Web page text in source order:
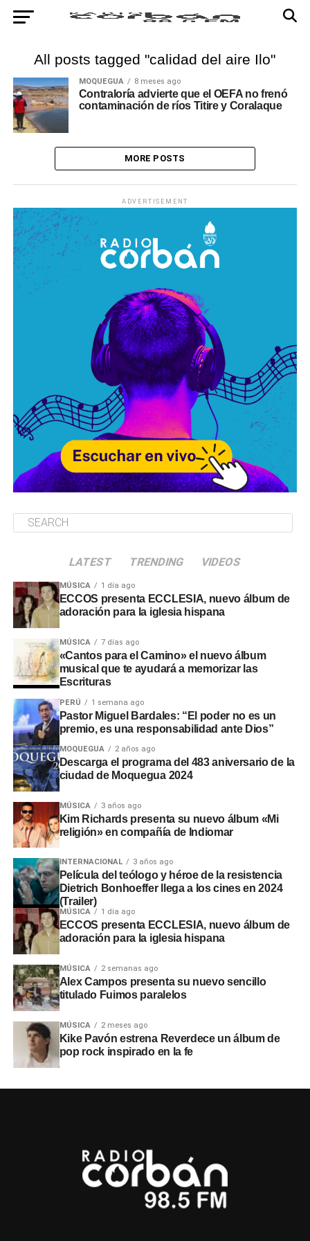
All posts tagged "calidad del aire Ilo"
MOQUEGUA 8 meses ago
Contraloría advierte que el OEFA no frenó
contaminación de ríos Titire y Coralaque
MORE POSTS
ADVERTISEMENT
LATEST TRENDING VIDEOS
MÚSICA 1 día ago
ECCOS presenta ECCLESIA, nuevo álbum de
adoración para la iglesia hispana
MÚSICA 7 días ago
«Cantos para el Camino» el nuevo álbum
musical que te ayudará a memorizar las
Escrituras
PERÚ 1 semana ago
Pastor Miguel Bardales: “El poder no es un
premio, es una responsabilidad ante Dios”
MOQUEGUA 2 años ago
Descarga el programa del 483 aniversario de la
ciudad de Moquegua 2024
MÚSICA 3 años ago
Kim Richards presenta su nuevo álbum «Mi
religión» en compañía de Indiomar
INTERNACIONAL 3 años ago
Película del teólogo y héroe de la resistencia
Dietrich Bonhoeffer llega a los cines en 2024
(Trailer)
MÚSICA 1 día ago
ECCOS presenta ECCLESIA, nuevo álbum de
adoración para la iglesia hispana
MÚSICA 2 semanas ago
Alex Campos presenta su nuevo sencillo
titulado Fuimos paralelos
MÚSICA 2 meses ago
Kike Pavón estrena Reverdece un álbum de
pop rock inspirado en la fe